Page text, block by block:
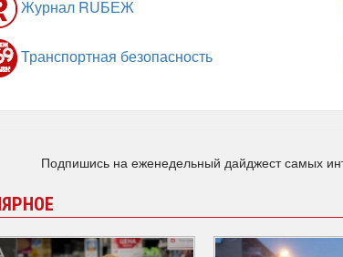
Журнал RUБЕЖ
Транспортная безопасность
Подпишись на еженедельный дайджест самых